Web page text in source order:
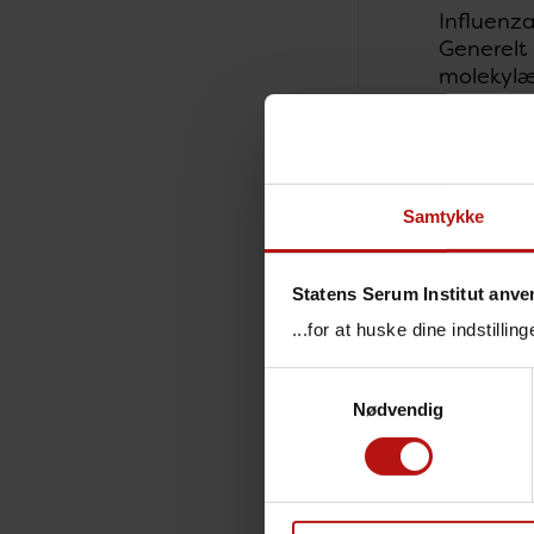
Samtykke
Statens Serum Institut
...for at huske dine
Nødvendig
De
Der
og